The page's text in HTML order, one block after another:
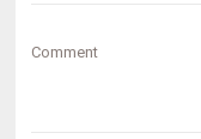
Comment